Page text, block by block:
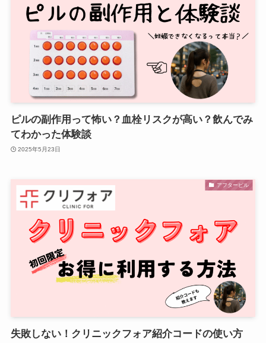
ピルの副作用って怖い？血栓リスクが高い？飲んでみ
てわかった体験談
2025年5月23日
アフターピル
失敗しない！クリニックフォア紹介コードの使い方